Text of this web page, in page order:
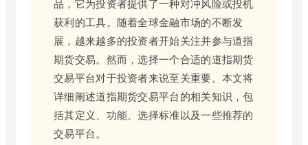
品，它为投资者提供了一种对冲风险或投机
获利的工具。随着全球金融市场的不断发
展，越来越多的投资者开始关注并参与道指
期货交易。然而，选择一个合适的道指期货
交易平台对于投资者来说至关重要。本文将
详细阐述道指期货交易平台的相关知识，包
括其定义、功能、选择标准以及一些推荐的
交易平台。